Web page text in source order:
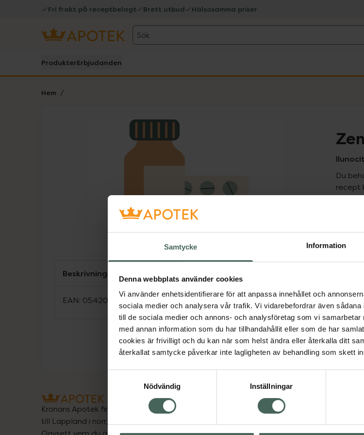
Samtycke Information
Denna webbplats använder cookies
Vi använder enhetsidentifierare för att anpassa innehållet och
sociala medier och analysera vår trafik. Vi vidarebefordrar även
till de sociala medier och annons- och analysföretag som vi
med annan information som du har tillhandahållit eller som de har
cookies är frivilligt och du kan när som helst ändra eller återkalla ditt
återkallat samtycke påverkar inte lagligheten av behandling som skett
Nödvändig
Inställningar
Fri frakt på receptbelagt Brett utbud Hälsosamma priser
Sök
ProdukterErbjudanden
Hem
Lista: . Innehåller 1 objekt.
Du
recept
Beskrivning
EAN: 05420036961758
Kronans Apotek finns här för dig. Du hittar oss från Skåne i syd
till Lappland i norr, och online i mobilen och på datorn.
Oavsett vem du är så är det vårt uppdrag att hjälpa just dig